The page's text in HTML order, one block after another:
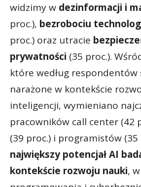
widzimy w dezinformacji i
proc.), bezrobociu
proc.) oraz utracie
prywatności (35 proc.).
które według respondentów
narażone w kontekście
inteligencji, wymieniano
pracowników call center (42
(39 proc.) i programistów (35
największy potencjał AI
kontekście rozwoju nauki,